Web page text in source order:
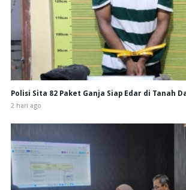
Polisi Sita 82 Paket Ganja Siap Edar di Tanah
2 hari ago